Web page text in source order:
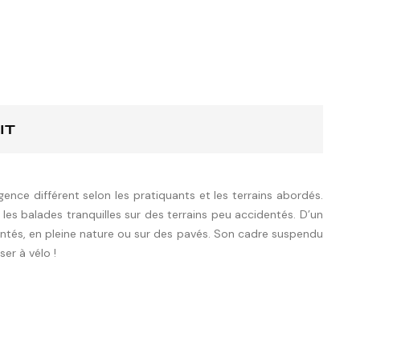
différent selon les pratiquants et les terrains abordés.
balades tranquilles sur des terrains peu accidentés. D’un
en pleine nature ou sur des pavés. Son cadre suspendu
à vélo !